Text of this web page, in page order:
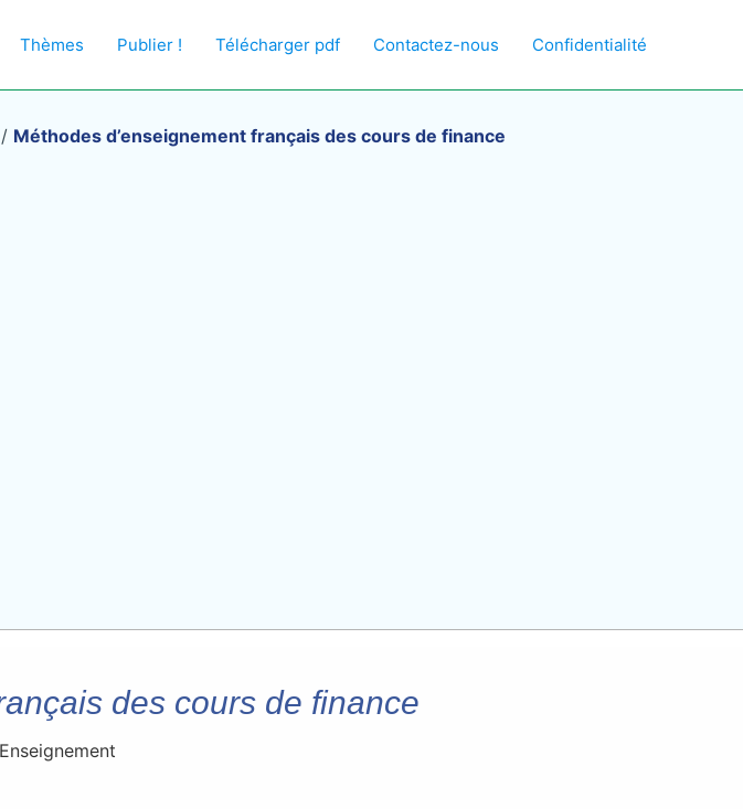
Thèmes Publier ! Télécharger pdf Contactez-nous Confidentialité
/ Méthodes d’enseignement français des cours de finance
des cours de finance